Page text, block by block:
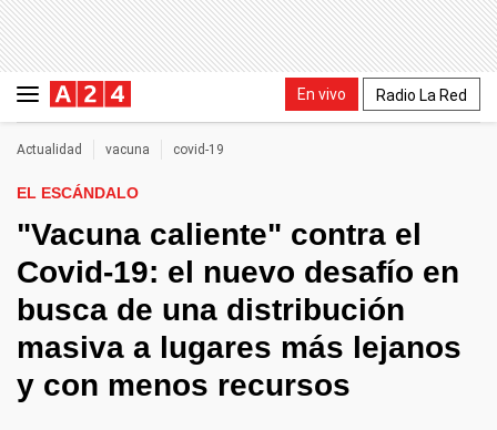
En vivo Radio La Red
Actualidad vacuna covid-19
EL ESCÁNDALO
"Vacuna caliente" contra el
Covid-19: el nuevo desafío en
busca de una distribución
masiva a lugares más lejanos
y con menos recursos